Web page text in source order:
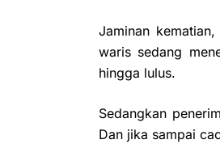
Jaminan
waris sedang
hingga lulus.
Sedangkan
Dan jika sampai